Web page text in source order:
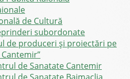
de Cultură
subordonate
de produceri și proiectări pe
Cantemir”
de Sanatate Cantemir